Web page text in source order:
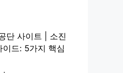
단 사이트 | 소진
드: 5가지 핵심